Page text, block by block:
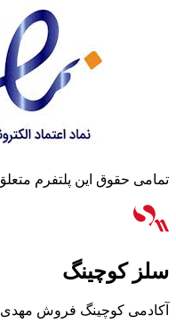
تمامی حقوق این پلتفرم
سلز کوچینگ
آکادمی کوچینگ فروش مهدی